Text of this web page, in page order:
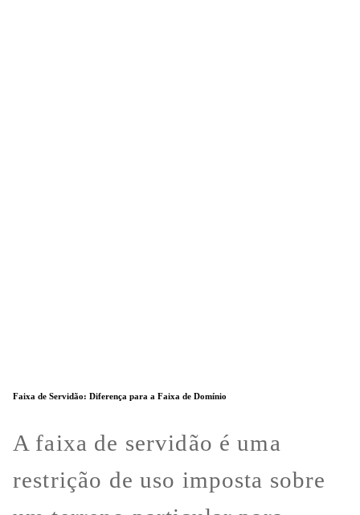
Faixa de Servidão: Diferença para a Faixa de Domínio
A faixa de servidão é uma
restrição de uso imposta sobre